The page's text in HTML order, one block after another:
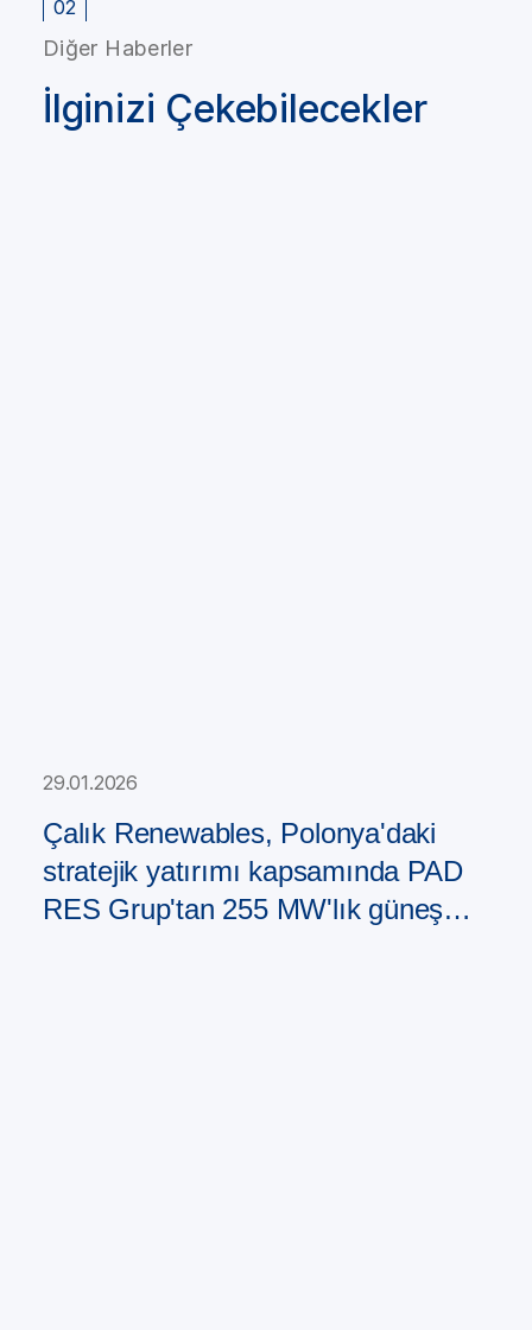
02
Diğer Haberler
İlginizi Çekebilecekler
29.01.2026
Çalık Renewables, Polonya'daki
stratejik yatırımı kapsamında PAD
RES Grup'tan 255 MW'lık güneş